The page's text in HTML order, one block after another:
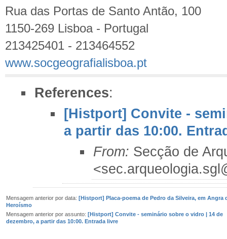
Rua das Portas de Santo Antão, 100
1150-269 Lisboa - Portugal
213425401 - 213464552
www.socgeografialisboa.pt
References:
[Histport] Convite -
a partir das 10:00.
From: Secção de
Mensagem anterior por data: [Histport] Placa-poema de Pedro da Silveira, em Angra
Heroísmo
Mensagem anterior por assunto: [Histport] Convite - seminário sobre o vidro | 14 de
dezembro, a partir das 10:00. Entrada livre